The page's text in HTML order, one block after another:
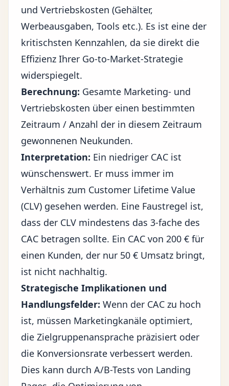
und Vertriebskosten (Gehälter,
Werbeausgaben, Tools etc.). Es ist eine der
kritischsten Kennzahlen, da sie direkt die
Effizienz Ihrer Go-to-Market-Strategie
widerspiegelt.
Berechnung: Gesamte Marketing- und
Vertriebskosten über einen bestimmten
Zeitraum / Anzahl der in diesem Zeitraum
gewonnenen Neukunden.
Interpretation: Ein niedriger CAC ist
wünschenswert. Er muss immer im
Verhältnis zum Customer Lifetime Value
(CLV) gesehen werden. Eine Faustregel ist,
dass der CLV mindestens das 3-fache des
CAC betragen sollte. Ein CAC von 200 € für
einen Kunden, der nur 50 € Umsatz bringt,
ist nicht nachhaltig.
Strategische Implikationen und
Handlungsfelder: Wenn der CAC zu hoch
ist, müssen Marketingkanäle optimiert,
die Zielgruppenansprache präzisiert oder
die Konversionsrate verbessert werden.
Dies kann durch A/B-Tests von Landing